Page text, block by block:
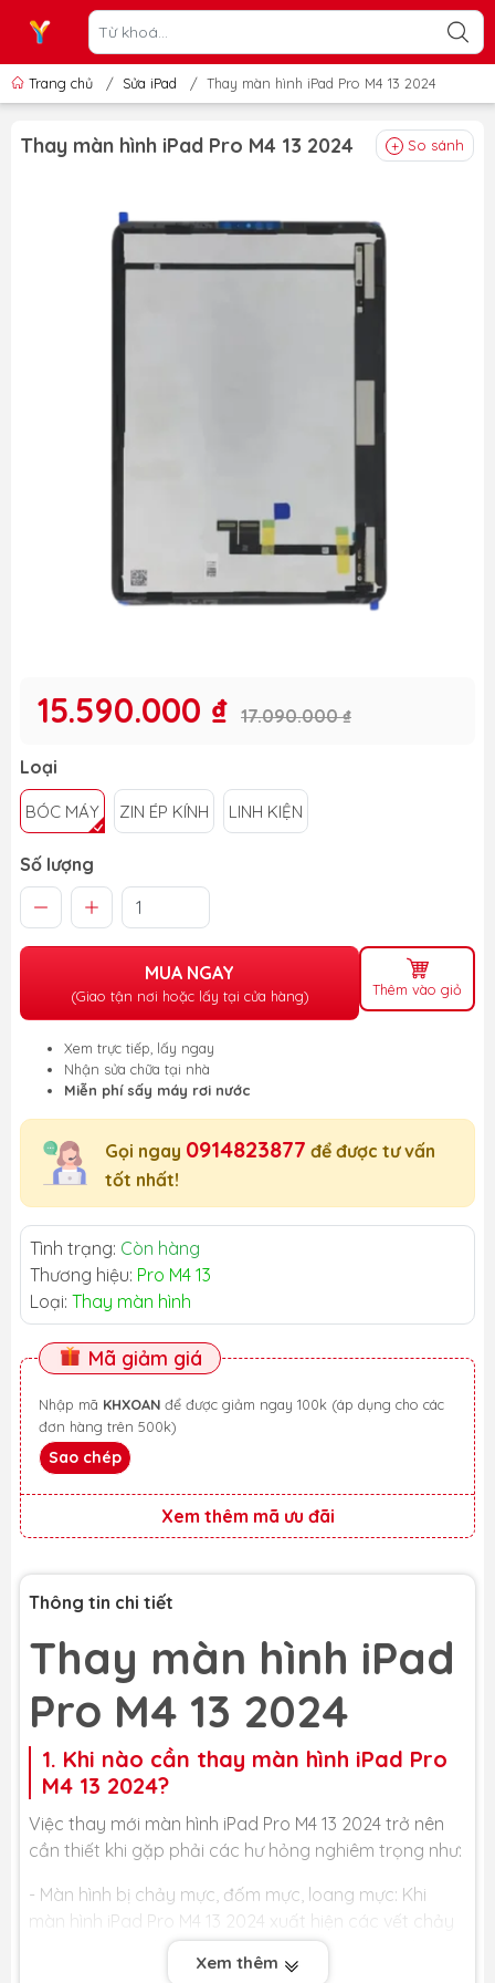
Trang chủ / Sửa iPad / Thay màn hình iPad Pro M4 13 2024
Thay màn hình iPad Pro M4 13 2024 So sánh
15.590.000 ₫ 17.090.000 ₫
Loại
BÓC MÁY ZIN ÉP KÍNH LINH KIỆN
Số lượng
MUA NGAY
(Giao tận nơi hoặc lấy tại cửa hàng) Thêm vào giỏ
Xem trực tiếp, lấy ngay
Nhận sửa chữa tại nhà
Miễn phí sấy máy rơi nước
Gọi ngay 0914823877 để được tư vấn
tốt nhất!
Tình trạng: Còn hàng
Thương hiệu: Pro M4 13
Loại: Thay màn hình
Mã giảm giá
Nhập mã KHXOAN
đơn hàng trên 500k)
Sao chép
Xem thêm mã ưu đãi
Thông tin chi tiết
Thay màn hình iPad
Pro M4 13 2024
1. Khi nào cần thay màn hình iPad Pro
M4 13 2024?
Việc thay mới màn hình iPad Pro M4 13 2024 trở nên
cần thiết khi gặp phải các hư hỏng nghiêm trọng như:
- Màn hình bị chảy mực, đốm mực, loang mực: Khi
màn hình iPad Pro M4 13 2024 xuất hiện các vết chảy
mực, đốm mực hay loang mực, đó là dấu hiệu cho
thấy các tinh thể lỏng bên trong tấm nền màn hình
Xem thêm